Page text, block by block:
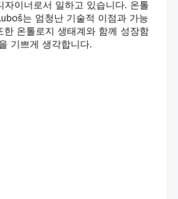
자이너로서 일하고 있습니다. 온톨
는 엄청난 기술적 이점과 가능
한 온톨로지 생태계와 함께 성장함
기쁘게 생각합니다.